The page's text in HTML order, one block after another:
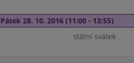
Pátek 28. 10. 2016 (11:00 - 13:55)
státní svátek